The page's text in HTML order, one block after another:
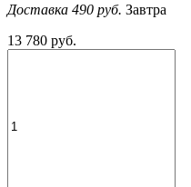
Доставка 490 руб. Завтра
13 780 руб.